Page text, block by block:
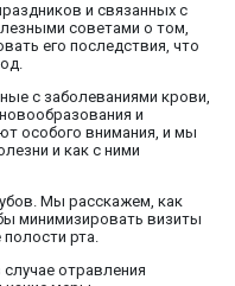
и связанных с
советами о том,
его последствия, что
с заболеваниями крови,
и
особого внимания, и мы
и как с ними
Мы расскажем, как
минимизировать визиты
рта.
отравления